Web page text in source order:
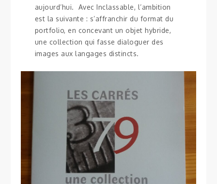
aujourd’hui. Avec Inclassable, l’ambition
est la suivante : s’affranchir du format du
portfolio, en concevant un objet hybride,
une collection qui fasse dialoguer des
images aux langages distincts.